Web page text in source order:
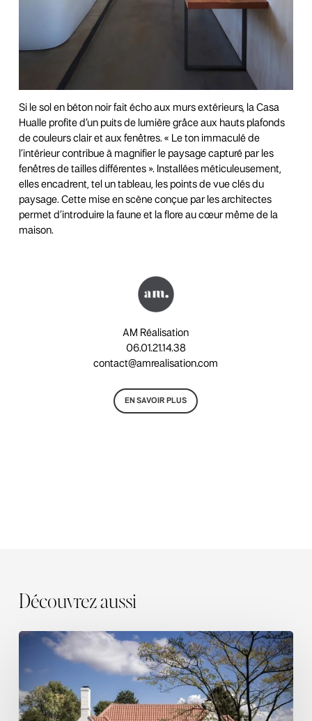
Si le sol en béton noir fait écho aux murs extérieurs, la Casa
Hualle profite d’un puits de lumière grâce aux hauts plafonds
de couleurs clair et aux fenêtres. « Le ton immaculé de
l’intérieur contribue à magnifier le paysage capturé par les
fenêtres de tailles différentes ». Installées méticuleusement,
elles encadrent, tel un tableau, les points de vue clés du
paysage. Cette mise en scène conçue par les architectes
permet d’introduire la faune et la flore au cœur même de la
maison.
AM Réalisation
06.01.21.14.38
contact@amrealisation.com
EN SAVOIR PLUS
Découvrez aussi
Lumière
héritage